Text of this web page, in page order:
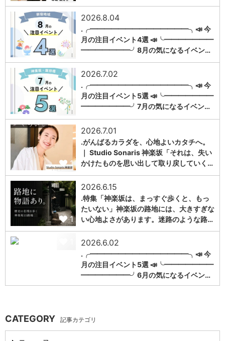
1
2026.8.04
.╭━━━━━━━━━━━━━━╮📣 今
月の注目イベント4選 📣╰━━━━━━━
━━━━━━━╯8月の気になるイベン…
1
2026.7.02
.╭━━━━━━━━━━━━━━╮📣 今
月の注目イベント5選 📣╰━━━━━━━
━━━━━━━╯7月の気になるイベン…
1
2026.7.01
.がんばるカラダを、心地よいカタチへ。
｜ Studio Sonaris 神楽坂「それは、失い
かけたものを思い出して取り戻していく…
1
2026.6.15
.特集「神楽坂は、まっすぐ歩くと、もっ
たいない」神楽坂の路地には、大きすぎな
い心地よさがあります。迷路のような路…
2026.6.02
.╭━━━━━━━━━━━━━━╮📣 今
月の注目イベント5選 📣╰━━━━━━━
━━━━━━━╯6月の気になるイベン…
CATEGORY 記事カテゴリ